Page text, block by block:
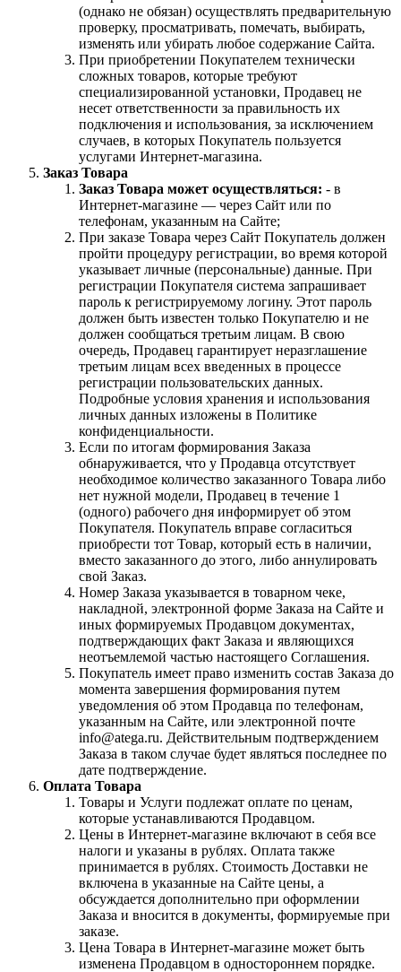
(однако не обязан) осуществлять предварительную
проверку, просматривать, помечать, выбирать,
изменять или убирать любое содержание Сайта.
При приобретении Покупателем технически
сложных товаров, которые требуют
специализированной установки, Продавец не
несет ответственности за правильность их
подключения и использования, за исключением
случаев, в которых Покупатель пользуется
услугами Интернет-магазина.
Заказ Товара
Заказ Товара может осуществляться: - в
Интернет-магазине — через Сайт или по
телефонам, указанным на Сайте;
При заказе Товара через Сайт Покупатель должен
пройти процедуру регистрации, во время которой
указывает личные (персональные) данные. При
регистрации Покупателя система запрашивает
пароль к регистрируемому логину. Этот пароль
должен быть известен только Покупателю и не
должен сообщаться третьим лицам. В свою
очередь, Продавец гарантирует неразглашение
третьим лицам всех введенных в процессе
регистрации пользовательских данных.
Подробные условия хранения и использования
личных данных изложены в Политике
конфиденциальности.
Если по итогам формирования Заказа
обнаруживается, что у Продавца отсутствует
необходимое количество заказанного Товара либо
нет нужной модели, Продавец в течение 1
(одного) рабочего дня информирует об этом
Покупателя. Покупатель вправе согласиться
приобрести тот Товар, который есть в наличии,
вместо заказанного до этого, либо аннулировать
свой Заказ.
Номер Заказа указывается в товарном чеке,
накладной, электронной форме Заказа на Сайте и
иных формируемых Продавцом документах,
подтверждающих факт Заказа и являющихся
неотъемлемой частью настоящего Соглашения.
Покупатель имеет право изменить состав Заказа до
момента завершения формирования путем
уведомления об этом Продавца по телефонам,
указанным на Сайте, или электронной почте
info@atega.ru. Действительным подтверждением
Заказа в таком случае будет являться последнее по
дате подтверждение.
Оплата Товара
Товары и Услуги подлежат оплате по ценам,
которые устанавливаются Продавцом.
Цены в Интернет-магазине включают в себя все
налоги и указаны в рублях. Оплата также
принимается в рублях. Стоимость Доставки не
включена в указанные на Сайте цены, а
обсуждается дополнительно при оформлении
Заказа и вносится в документы, формируемые при
заказе.
Цена Товара в Интернет-магазине может быть
изменена Продавцом в одностороннем порядке.